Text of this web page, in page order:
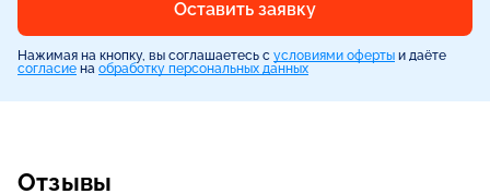
Оставить заявку
Нажимая на кнопку, вы соглашаетесь с условиями оферты и даёте
согласие на обработку персональных данных
Отзывы